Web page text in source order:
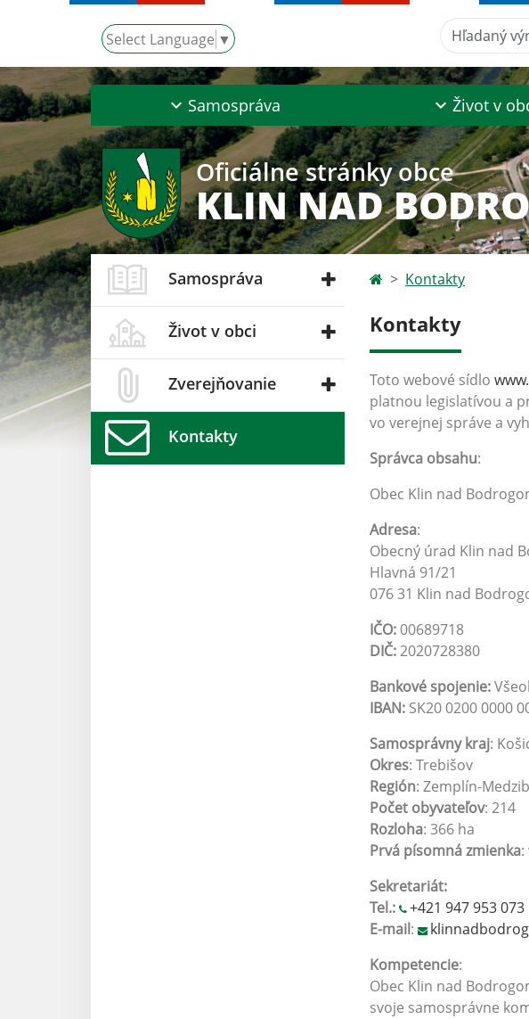
Select Language ▼
Hľadaný
Samospráva Život v
Oficiálne stránky obce
KLIN NAD
Samospráva
Život v obci
Zverejňovanie
Kontakty
Kontakty
Kontakty
Toto webové sídlo
platnou legislatívou a
vo verejnej správe a
Správca obsahu:
Obec Klin nad
Adresa:
Obecný úrad Klin nad
Hlavná 91/21
076 31 Klin nad
IČO:00689718
DIČ:2020728380
Bankové spojenie:
IBAN: SK20 0200 0000
Samosprávny kraj:
Okres: Trebišov
Región: Zemplín-
Počet obyvateľov: 214
Rozloha: 366 ha
Prvá písomná zmienka
Sekretariát:
Tel.:
+421 947 953 073
E-mail:
Kompetencie:
Obec Klin nad
svoje samosprávne